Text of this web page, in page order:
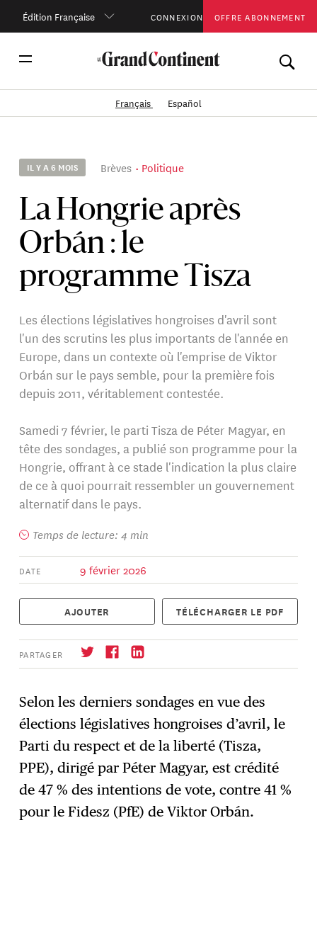
Édition Française CONNEXION OFFRE ABONNEMENT
Français Español
IL Y A 6 MOIS Brèves Politique
La Hongrie après
Orbán : le
programme Tisza
Les élections législatives hongroises d'avril sont
l'un des scrutins les plus importants de l'année en
Europe, dans un contexte où l'emprise de Viktor
Orbán sur le pays semble, pour la première fois
depuis 2011, véritablement contestée.
Samedi 7 février, le parti Tisza de Péter Magyar, en
tête des sondages, a publié son programme pour la
Hongrie, offrant à ce stade l'indication la plus claire
de ce à quoi pourrait ressembler un gouvernement
alternatif dans le pays.
Temps de lecture: 4 min
DATE 9 février 2026
AJOUTER TÉLÉCHARGER LE PDF
PARTAGER
→ S'abonner
Selon les derniers sondages en vue des
élections législatives hongroises d’avril, le
Parti du respect et de la liberté (Tisza,
PPE), dirigé par Péter Magyar, est crédité
de 47 % des intentions de vote, contre 41 %
pour le Fidesz (PfE) de Viktor Orbán.